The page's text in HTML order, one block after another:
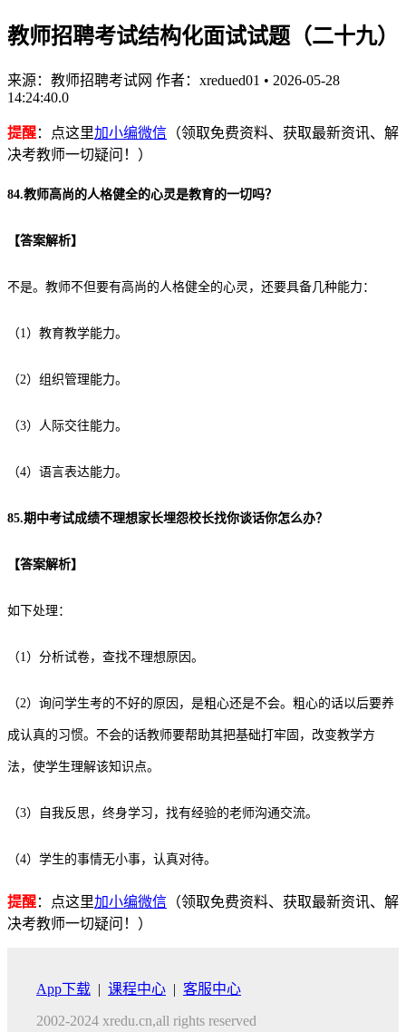
教师招聘考试结构化面试试题（二十九）
来源：教师招聘考试网 作者：xredued01 • 2026-05-28
14:24:40.0
提醒：点这里加小编微信 （领取免费资料、获取最新资讯、解
决考教师一切疑问！）
84.教师高尚的人格健全的心灵是教育的一切吗？
【答案解析】
不是。教师不但要有高尚的人格健全的心灵，还要具备几种能力：
（1）教育教学能力。
（2）组织管理能力。
（3）人际交往能力。
（4）语言表达能力。
85.期中考试成绩不理想家长埋怨校长找你谈话你怎么办？
【答案解析】
如下处理：
（1）分析试卷，查找不理想原因。
（2）询问学生考的不好的原因，是粗心还是不会。粗心的话以后要养
成认真的习惯。不会的话教师要帮助其把基础打牢固，改变教学方
法，使学生理解该知识点。
（3）自我反思，终身学习，找有经验的老师沟通交流。
（4）学生的事情无小事，认真对待。
提醒：点这里加小编微信 （领取免费资料、获取最新资讯、解
决考教师一切疑问！）
App下载 | 课程中心 | 客服中心
2002-2024 xredu.cn,all rights reserved